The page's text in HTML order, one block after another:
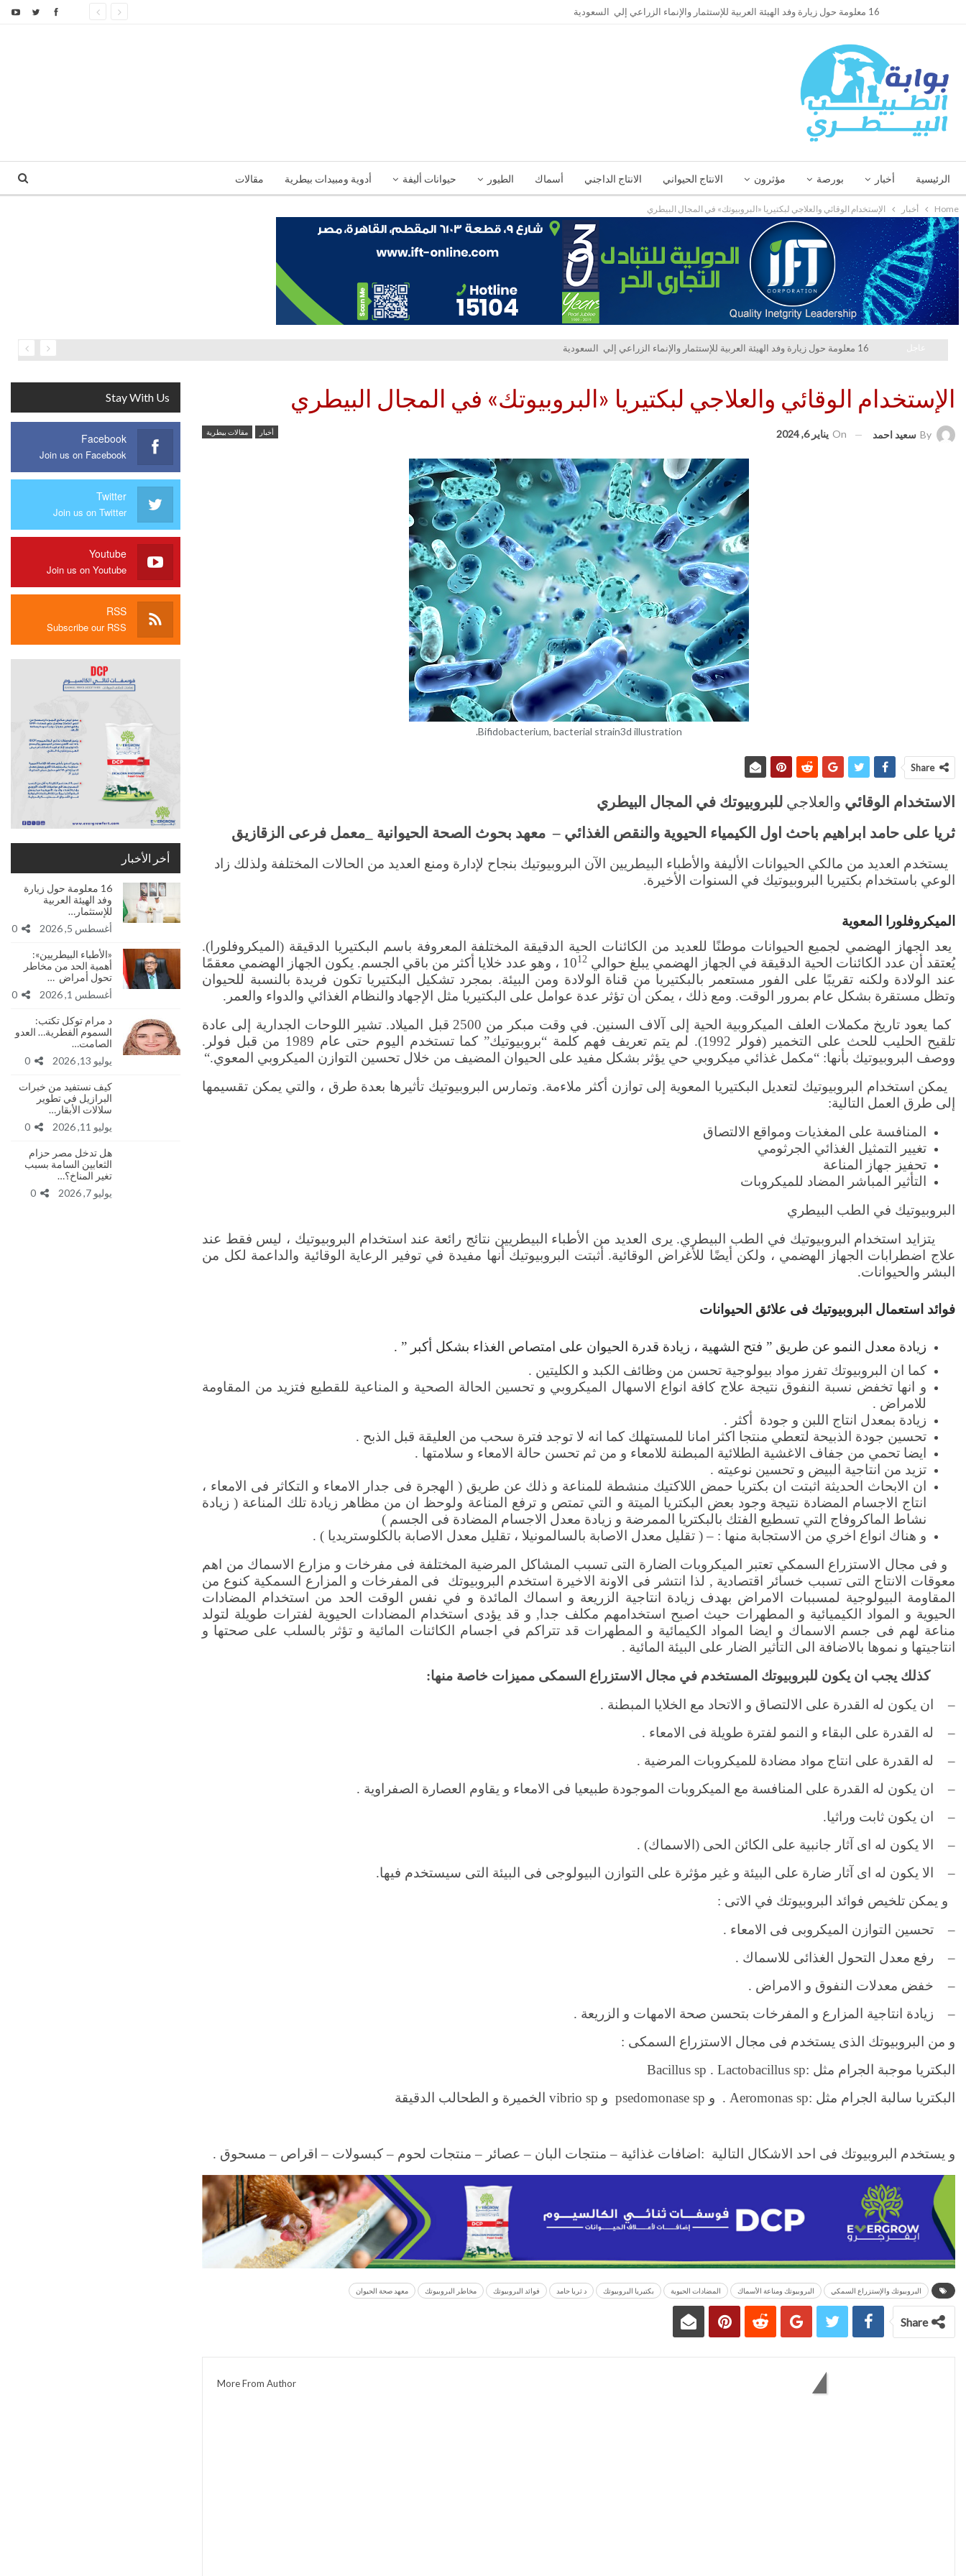
16 معلومة حول زيارة وفد الهيئة العربية للإستثمار والإنماء الزراعي إلي السعودية
الرئيسية أخبار بورصة مؤثرون الانتاج الحيواني الانتاج الداجني أسماك الطيور حيوانات أليفة أدوية ومبيدات بيطرية مقالات
Home أخبار الإستخدام الوقائي والعلاجي لبكتيريا «البروبيوتك» في المجال البيطري
16 معلومة حول زيارة وفد الهيئة العربية للإستثمار والإنماء الزراعي إلي السعودية
الإستخدام الوقائي والعلاجي لبكتيريا «البروبيوتك» في المجال البيطري
أخبار مقالات بيطرية By سعيد احمد On يناير 6, 2024
Bifidobacterium, bacterial strain3d illustration.
Share
الاستخدام الوقائي والعلاجي للبروبيوتك في المجال البيطري
ثريا على حامد ابراهيم باحث اول الكيمياء الحيوية والنقص الغذائي – معهد بحوث الصحة الحيوانية _معمل فرعى الزقازيق
يستخدم العديد من مالكي الحيوانات الأليفة والأطباء البيطريين الآن البروبيوتيك بنجاح لإدارة ومنع العديد من الحالات المختلفة ولذلك زاد
الوعي باستخدام بكتيريا البروبيوتيك في السنوات الأخيرة.
الميكروفلورا المعوية
يعد الجهاز الهضمي لجميع الحيوانات موطنًا للعديد من الكائنات الحية الدقيقة المختلفة المعروفة باسم البكتيريا الدقيقة (الميكروفلورا).
يُعتقد أن عدد الكائنات الحية الدقيقة في الجهاز الهضمي يبلغ حوالي 10 12
، وهو عدد خلايا أكثر من باقي الجسم. يكون الجهاز الهضمي معقمًا
عند الولادة ولكنه تقريبًا على الفور مستعمر بالبكتيريا من قناة الولادة ومن البيئة. بمجرد تشكيل البكتيريا تكون فريدة بالنسبة للحيوان
وتظل مستقرة بشكل عام بمرور الوقت. ومع ذلك ، يمكن أن تؤثر عدة عوامل على البكتيريا مثل الإجهاد والنظام الغذائي والدواء والعمر.
كما يعود تاريخ مكملات العلف الميكروبية الحية إلى آلاف السنين. في وقت مبكر من 2500 قبل الميلاد. تشير اللوحات الجدارية إلى عادة
تلقيح الحليب للحث على التخمير (فولر 1992). لم يتم تعريف فهم كلمة “بروبيوتيك” كما تستخدم اليوم حتى عام 1989 من قبل فولر.
ووصف البروبيوتيك بأنها: “مكمل غذائي ميكروبي حي يؤثر بشكل مفيد على الحيوان المضيف من خلال تحسين التوازن الميكروبي المعوي“.
يمكن استخدام البروبيوتيك لتعديل البكتيريا المعوية إلى توازن أكثر ملاءمة. وتمارس البروبيوتيك تأثيرها بعدة طرق ، والتي يمكن تقسيمها
إلى طرق العمل التالية:
المنافسة على المغذيات ومواقع الالتصاق
تغيير التمثيل الغذائي الجرثومي
تحفيز جهاز المناعة
التأثير المباشر المضاد للميكروبات
البروبيوتيك في الطب البيطري
يتزايد استخدام البروبيوتيك في الطب البيطري. يرى العديد من الأطباء البيطريين نتائج رائعة عند استخدام البروبيوتيك ، ليس فقط عند
علاج اضطرابات الجهاز الهضمي ، ولكن أيضًا للأغراض الوقائية. أثبتت البروبيوتيك أنها مفيدة في توفير الرعاية الوقائية والداعمة لكل من
البشر والحيوانات.
فوائد استعمال البروبيوتيك فى علائق الحيوانات
زيادة معدل النمو عن طريق ” فتح الشهية ، زيادة قدرة الحيوان على امتصاص الغذاء بشكل أكبر ” .
كما ان البروبيوتك تفرز مواد بيولوجية تحسن من وظائف الكبد و الكليتين .
و انها تخفض نسبة النفوق نتيجة علاج كافة انواع الاسهال الميكروبي و تحسين الحالة الصحية و المناعية للقطيع فتزيد من المقاومة
للامراض .
زيادة بمعدل انتاج اللبن و جودة أكثر .
تحسين جودة الذبيحة لتعطي منتجا اكثر امانا للمستهلك كما انه لا توجد فترة سحب من العليقة قبل الذبح .
ايضا تحمي من جفاف الاغشية الطلائية المبطنة للامعاء و من ثم تحسن حالة الامعاء و سلامتها .
تزيد من انتاجية البيض و تحسين نوعيته .
ان الابحاث الحديثة اثبتت ان بكتريا حمض اللاكتيك منشطة للمناعة و ذلك عن طريق ( الهجرة فى جدار الامعاء و التكاثر فى الامعاء ،
انتاج الاجسام المضادة نتيجة وجود بعض البكتريا الميتة و التي تمتص و ترفع المناعة ولوحظ ان من مظاهر زيادة تلك المناعة ( زيادة
نشاط الماكروفاج التي تسطيع الفتك بالبكتريا الممرضة و زيادة معدل الاجسام المضادة فى الجسم )
و هناك انواع اخري من الاستجابة منها : – ( تقليل معدل الاصابة بالسالمونيلا ، تقليل معدل الاصابة بالكلوستريديا ) .
و فى مجال الاستزراع السمكي تعتبر الميكروبات الضارة التى تسبب المشاكل المرضية المختلفة فى مفرخات و مزارع الاسماك من اهم
معوقات الانتاج التى تسبب خسائر اقتصادية , لذا انتشر فى الاونة الاخيرة استخدم البروبيوتك فى المفرخات و المزارع السمكية كنوع من
المقاومة البيولوجية لمسببات الامراض بهدف زيادة انتاجية الزريعة و اسماك المائدة و في نفس الوقت الحد من استخدام المضادات
الحيوية و المواد الكيميائية و المطهرات حيث اصبح استخدامهم مكلف جدا, و قد يؤدى استخدام المضادات الحيوية لفترات طويلة لتولد
مناعة لهم فى جسم الاسماك و ايضا المواد الكيمائية و المطهرات قد تتراكم في اجسام الكائنات المائية و تؤثر بالسلب على صحتها و
انتاجيتها و نموها بالاضافة الى التأثير الضار على البيئة المائية .
كذلك يجب ان يكون للبروبيوتك المستخدم في مجال الاستزراع السمكى مميزات خاصة منها:
– ان يكون له القدرة على الالتصاق و الاتحاد مع الخلايا المبطنة .
– له القدرة على البقاء و النمو لفترة طويلة فى الامعاء .
– له القدرة على انتاج مواد مضادة للميكروبات المرضية .
– ان يكون له القدرة على المنافسة مع الميكروبات الموجودة طبيعيا فى الامعاء و يقاوم العصارة الصفراوية .
– ان يكون ثابت وراثيا.
– الا يكون له اى آثار جانبية على الكائن الحى (الاسماك) .
– الا يكون له اى آثار ضارة على البيئة و غير مؤثرة على التوازن البيولوجى فى البيئة التى سيستخدم فيها.
و يمكن تلخيص فوائد البروبيوتك في الاتى :
– تحسين التوازن الميكروبى فى الامعاء .
– رفع معدل التحول الغذائى للاسماك .
– خفض معدلات النفوق و الامراض .
– زيادة انتاجية المزارع و المفرخات بتحسن صحة الامهات و الزريعة .
و من البروبيوتك الذى يستخدم فى مجال الاستزراع السمكى :
البكتريا موجبة الجرام مثل :Bacillus sp . Lactobacillus sp
البكتريا سالبة الجرام مثل :Aeromonas sp . و psedomonase sp و vibrio sp الخميرة و الطحالب الدقيقة
و يستخدم البروبيوتك فى احد الاشكال التالية :اضافات غذائية – منتجات البان – عصائر – منتجات لحوم – كبسولات – اقراص – مسحوق .
البروبيوتك والإستزراع السمكي البروبيوتك ومناعة الأسماك المضادات الحيوية بكتيريا البروبيوتك د ثريا حامد فوائد البروبيوتك مخاطر البروبيوتك معهد صحة الحيوان
Share
More From Author
Stay With Us
Facebook
Join us on Facebook
Twitter
Join us on Twitter
Youtube
Join us on Youtube
RSS
Subscribe our RSS
أخر الأخبار
16 معلومة حول زيارة
وفد الهيئة العربية
للإستثمار…
أغسطس 5, 2026
«الأطباء البيطريين»:
أهمية الحد من مخاطر
تحول أمراض …
أغسطس 1, 2026
د مرام توكل تكتب:
السموم الفطرية… العدو
الصامت…
يوليو 13, 2026
كيف نستفيد من خبرات
البرازيل في تطوير
سلالات الأبقار…
يوليو 11, 2026
هل تدخل مصر حزام
الثعابين السامة بسبب
تغير المناخ؟…
يوليو 7, 2026